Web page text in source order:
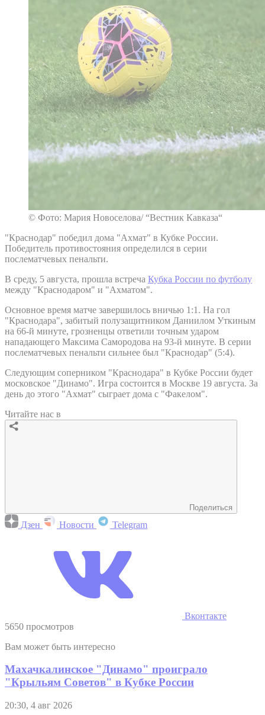
© Фото: Мария Новоселова/ “Вестник Кавказа“
"Краснодар" победил дома "Ахмат" в Кубке России.
Победитель противостояния определился в серии
послематчевых пенальти.
В среду, 5 августа, прошла встреча Кубка России по футболу
между "Краснодаром" и "Ахматом".
Основное время матче завершилось вничью 1:1. На гол
"Краснодара", забитый полузащитником Даниилом Уткиным
на 66-й минуте, грозненцы ответили точным ударом
нападающего Максима Самородова на 93-й минуте. В серии
послематчевых пенальти сильнее был "Краснодар" (5:4).
Следующим соперником "Краснодара" в Кубке России будет
московское "Динамо". Игра состоится в Москве 19 августа. За
день до этого "Ахмат" сыграет дома с "Факелом".
Читайте нас в
Поделиться
Дзен Новости Telegram
Вконтакте
5650 просмотров
Вам может быть интересно
Махачкалинское "Динамо" проиграло
"Крыльям Советов" в Кубке России
20:30, 4 авг 2026